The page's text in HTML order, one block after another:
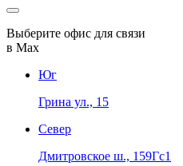
Выберите офис для связи
в Max
Юг
Грина ул., 15
Север
Дмитровское ш., 159Гс1